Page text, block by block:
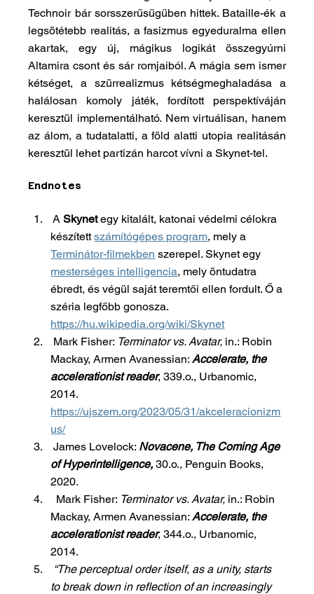
Technoir bár sorsszerűsűgűben hittek. Bataille-ék a
legsötétebb realitás, a fasizmus egyeduralma ellen
akartak, egy új, mágikus logikát összegyúrni
Altamira csont és sár romjaiból. A mágia sem ismer
kétséget, a szürrealizmus kétségmeghaladása a
halálosan komoly játék, fordított perspektíváján
keresztül implementálható. Nem virtuálisan, hanem
az álom, a tudatalatti, a föld alatti utopia realitásán
keresztül lehet partizán harcot vívni a Skynet-tel.
Endnotes
A Skynet egy kitalált, katonai védelmi célokra
készített számítógépes program, mely a
Terminátor-filmekben szerepel. Skynet egy
mesterséges intelligencia, mely öntudatra
ébredt, és végül saját teremtői ellen fordult. Ő a
széria legfőbb gonosza.
https://hu.wikipedia.org/wiki/Skynet
Mark Fisher: Terminator vs. Avatar, in.: Robin
Mackay, Armen Avanessian: Accelerate, the
accelerationist reader, 339.o., Urbanomic,
2014.
https://ujszem.org/2023/05/31/akceleracionizm
us/
James Lovelock: Novacene, The Coming Age
of Hyperintelligence, 30.o., Penguin Books,
2020.
Mark Fisher: Terminator vs. Avatar, in.: Robin
Mackay, Armen Avanessian: Accelerate, the
accelerationist reader, 344.o., Urbanomic,
2014.
“The perceptual order itself, as a unity, starts
to break down in reflection of an increasingly